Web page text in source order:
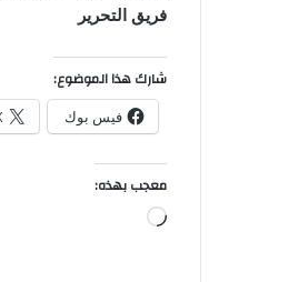
فريق التحرير
شارك هذا الموضوع:
فيس بوك
معجب بهذه:
جاري